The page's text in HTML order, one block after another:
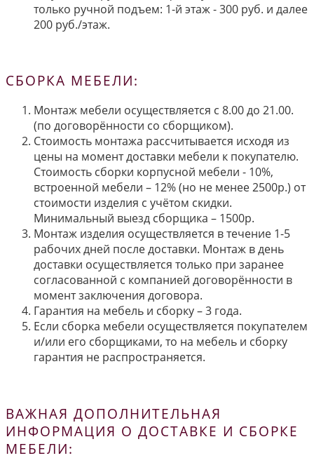
только ручной подъем: 1-й этаж - 300 руб. и далее
200 руб./этаж.
СБОРКА МЕБЕЛИ:
Монтаж мебели осуществляется с 8.00 до 21.00.
(по договорённости со сборщиком).
Стоимость монтажа рассчитывается исходя из
цены на момент доставки мебели к покупателю.
Стоимость сборки корпусной мебели - 10%,
встроенной мебели – 12% (но не менее 2500р.) от
стоимости изделия с учётом скидки.
Минимальный выезд сборщика – 1500р.
Монтаж изделия осуществляется в течение 1-5
рабочих дней после доставки. Монтаж в день
доставки осуществляется только при заранее
согласованной с компанией договорённости в
момент заключения договора.
Гарантия на мебель и сборку – 3 года.
Если сборка мебели осуществляется покупателем
и/или его сборщиками, то на мебель и сборку
гарантия не распространяется.
ВАЖНАЯ ДОПОЛНИТЕЛЬНАЯ
ИНФОРМАЦИЯ О ДОСТАВКЕ И СБОРКЕ
МЕБЕЛИ: